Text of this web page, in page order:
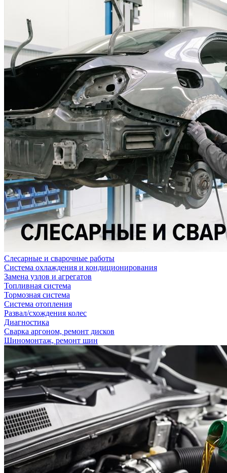
Слесарные и сварочные работы
Система охлаждения и кондиционирования
Замена узлов и агрегатов
Топливная система
Тормозная система
Система отопления
Развал/схождения колес
Диагностика
Сварка аргоном, ремонт дисков
Шиномонтаж, ремонт шин